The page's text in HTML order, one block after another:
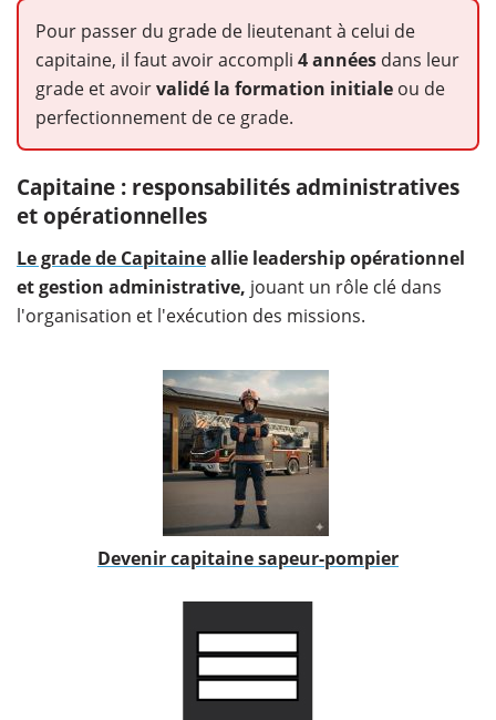
Pour passer du grade de lieutenant à celui de
capitaine, il faut avoir accompli 4 années dans leur
grade et avoirvalidé la formation initiale ou de
perfectionnement de ce grade.
Capitaine : responsabilités administratives
et opérationnelles
Le grade de Capitaineallie leadership opérationnel
et gestion administrative, jouant un rôle clé dans
l'organisation et l'exécution des missions.
Devenir capitaine sapeur-pompier